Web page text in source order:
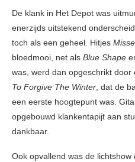
De klank in Het Depot was
enerzijds uitstekend
toch als een geheel. Hitjes
bloedmooi, net als Blue Shape
was, werd dan opgeschrikt door
To Forgive The Winter, dat de
een eerste hoogtepunt was.
opgebouwd klankentapijt aan
dankbaar.
Ook opvallend was de lichtshow